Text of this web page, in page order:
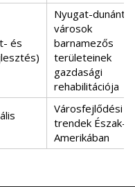
és
Nyugat-dunántúli
városok
barnamezős
területeinek
gazdasági
rehabilitációja
Városfejlődési
trendek Észak-
Amerikában